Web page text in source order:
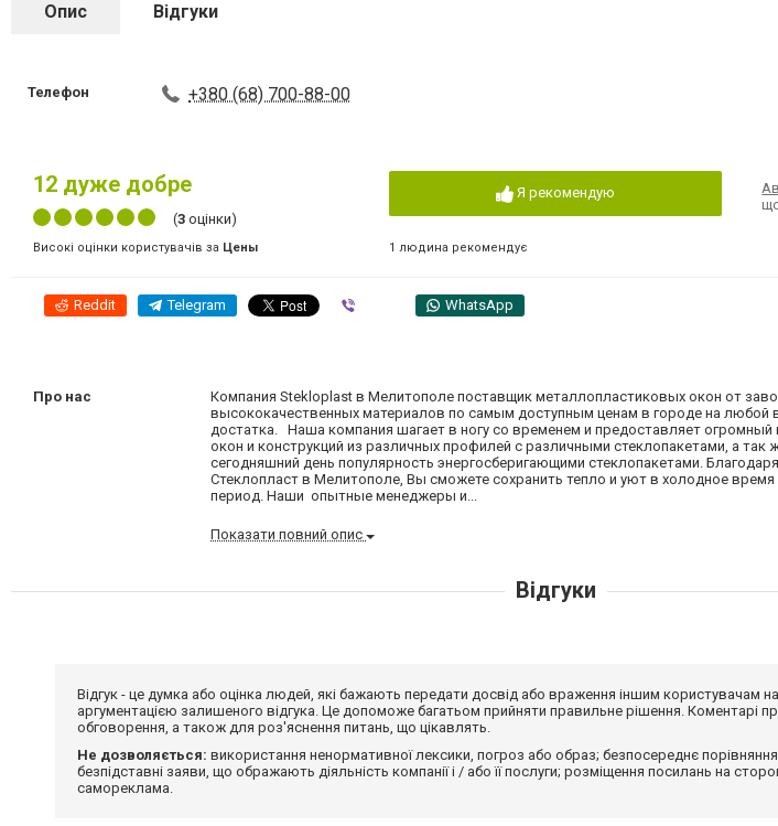
Опис Відгуки
Телефон +380 (68) 700-88-00
12 дуже добре
(3 оцінки)
Високі оцінки користувачів за Цены
Я рекомендую
1 людина рекомендує
Reddit Telegram WhatsApp
Про нас
Компания Stekloplast в Мелитополе поставщик металлопластиковых окон от
высококачественных материалов по самым доступным ценам в городе на любой
достатка. Наша компания шагает в ногу со временем и предоставляет
окон и конструкций из различных профилей с различными стеклопакетами, а
сегодняшний день популярность энергосберигающими стеклопакетами.
Стеклопласт в Мелитополе, Вы сможете сохранить тепло и уют в холодное
период. Наши опытные менеджеры и...
Показати повний опис
Відгуки
Відгук - це думка або оцінка людей, які бажають передати досвід або враження іншим користувачам
аргументацією залишеного відгука. Це допоможе багатьом прийняти правильне рішення. Коментарі
обговорення, а також для роз'яснення питань, що цікавлять.
Не дозволяється: використання ненормативної лексики, погроз або образ; безпосереднє
безпідставні заяви, що ображають діяльність компанії і / або її послуги; розміщення посилань на
самореклама.